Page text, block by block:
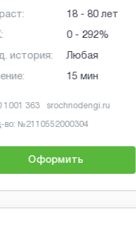
история:
18 - 80 лет
0 - 292%
Любая
15 мин
1001 363 srochnodengi.ru
во: №2110552000304
Оформить